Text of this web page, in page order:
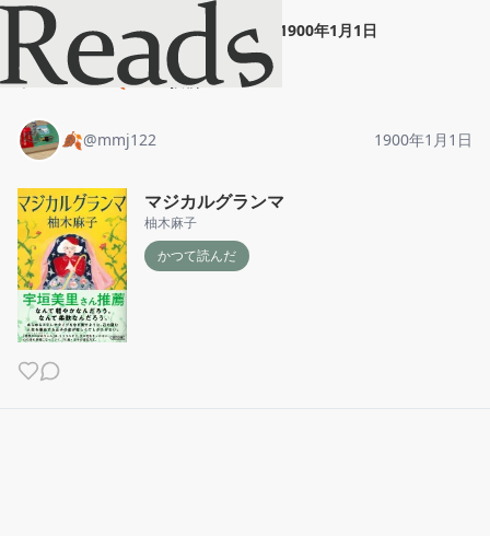
🍂"マジカルグランマ 1900年1月1日
ホーム 🍂 投稿
🍂@mmj122 1900年1月1日
マジカルグランマ
柚木麻子
かつて読んだ